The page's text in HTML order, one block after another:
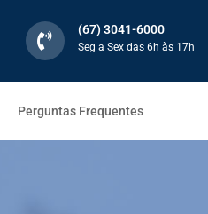
(67) 3041-6000
Seg a Sex das 6h às 17h
Perguntas Frequentes